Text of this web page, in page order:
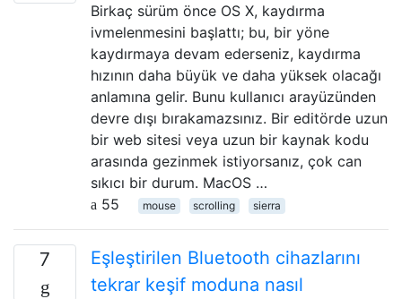
Birkaç sürüm önce OS X, kaydırma
ivmelenmesini başlattı; bu, bir yöne
kaydırmaya devam ederseniz, kaydırma
hızının daha büyük ve daha yüksek olacağı
anlamına gelir. Bunu kullanıcı arayüzünden
devre dışı bırakamazsınız. Bir editörde uzun
bir web sitesi veya uzun bir kaynak kodu
arasında gezinmek istiyorsanız, çok can
sıkıcı bir durum. MacOS …
55
mouse scrolling sierra
7
Eşleştirilen Bluetooth cihazlarını
tekrar keşif moduna nasıl